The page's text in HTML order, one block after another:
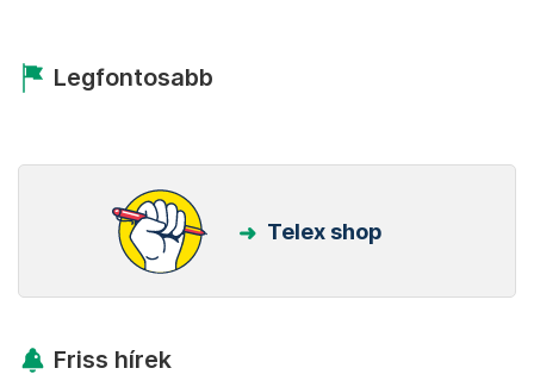
Legfontosabb
Telex shop
Friss hírek